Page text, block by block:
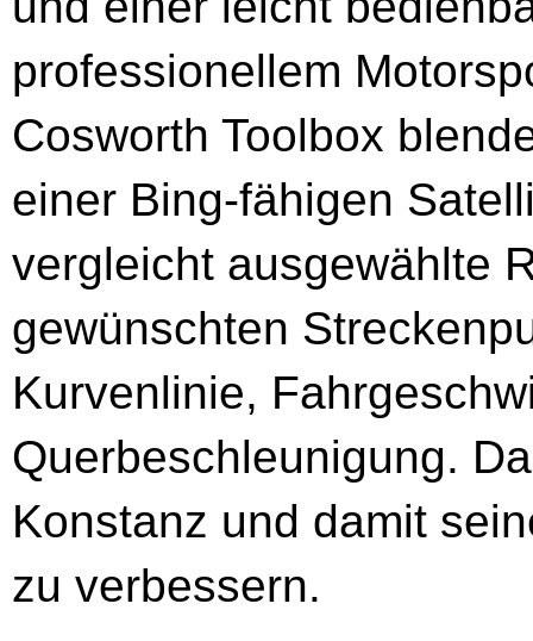
professionellem
Cosworth Toolbox
einer Bing-fähigen
vergleicht ausgewählte
gewünschten
Kurvenlinie,
Querbeschleunigung.
Konstanz und damit
zu verbessern.